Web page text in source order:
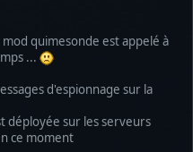
quimesonde est appelé à
...
d'espionnage sur la
déployée sur les serveurs
ce moment